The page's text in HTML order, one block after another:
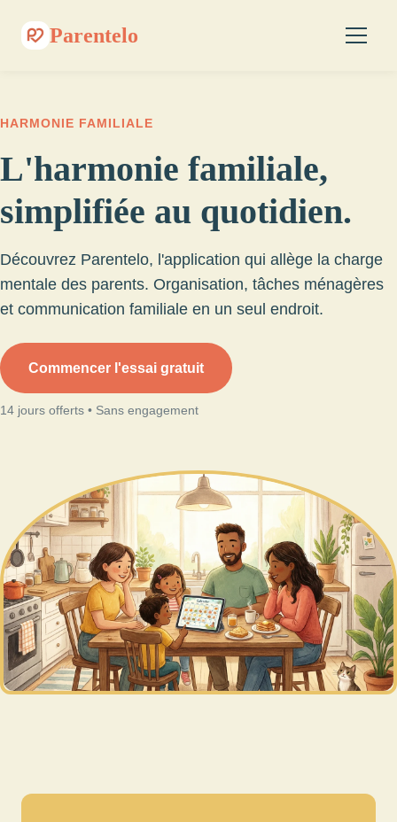
Parentelo
HARMONIE FAMILIALE
L'harmonie familiale,
simplifiée au quotidien.
Découvrez Parentelo, l'application qui allège la charge
mentale des parents. Organisation, tâches ménagères
et communication familiale en un seul endroit.
Commencer l'essai gratuit
14 jours offerts • Sans engagement